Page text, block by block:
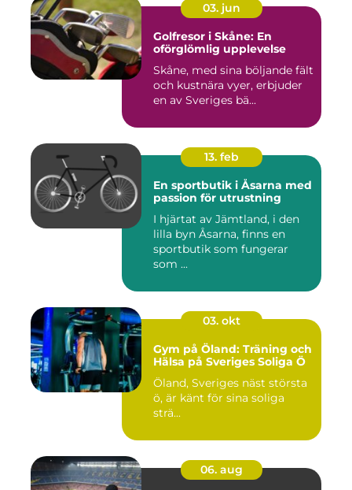
03. jun
Golfresor i Skåne: En
oförglömlig upplevelse
Skåne, med sina böljande fält
och kustnära vyer, erbjuder
en av Sveriges bä...
13. feb
En sportbutik i Åsarna med
passion för utrustning
I hjärtat av Jämtland, i den
lilla byn Åsarna, finns en
sportbutik som fungerar
som ...
03. okt
Gym på Öland: Träning och
Hälsa på Sveriges Soliga Ö
Öland, Sveriges näst största
ö, är känt för sina soliga
strä...
06. aug